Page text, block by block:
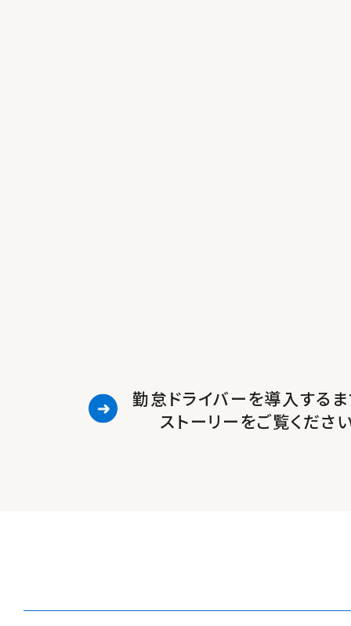
勤怠ドライバーを導入する
ストーリーをご覧くださ